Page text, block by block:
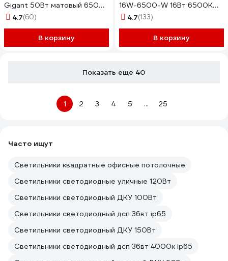
Gigant 50Вт матовый 6500К
4800Лм IP40 (с драйвером)
4.7(60)
В корзину
16W-6500-W 16Вт 6500K
L1174мм с выключателем
4.7(133)
В корзину
Показать еще 40
1 2 3 4 5 ... 25
Часто ищут
Светильники квадратные офисные потолочные
Светильники светодиодные уличные 120Вт
Светильники светодиодный ДКУ 100Вт
Светильники светодиодный дсп 36вт ip65
Светильники светодиодный ДКУ 150Вт
Светильники светодиодный дсп 36вт 4000к ip65